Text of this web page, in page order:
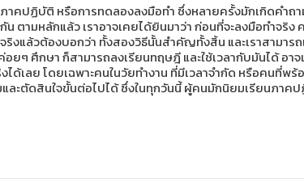
ปฏิบัติ หรือการทดลองลงมือทำ ซึ่งหลายครั้งมักเกิดคำถา
ตามหลักแล้ว เราอาจเคยได้ยินมาว่า ก่อนที่จะลงมือทำจริ
ริงแล้วต้องบอกว่า ทั้งสองวิธีนั้นสำคัญทั้งสิ้น และเราสามา
ๆ ศึกษา ก็สามารถลงเรียนทฤษฎี และใช้เวลากับมันได้ อา
ด้เลย โดยเฉพาะคนในวัยทำงาน ที่มีเวลาจำกัด หรือคนที่
ะตัดสินใจขั้นต่อไปได้ ซึ่งในทุกวันนี้ ผู้คนมักนิยมเรียนภาคป